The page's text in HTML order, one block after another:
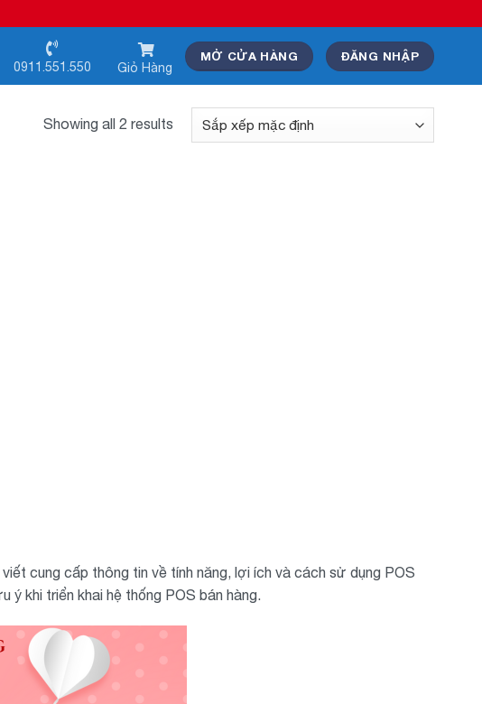
0911.551.550 Giỏ Hàng
MỞ CỬA HÀNG ĐĂNG NHẬP
Showing all 2 results
cung cấp thông tin về tính năng, lợi ích và cách sử dụng POS
ý khi triển khai hệ thống POS bán hàng.